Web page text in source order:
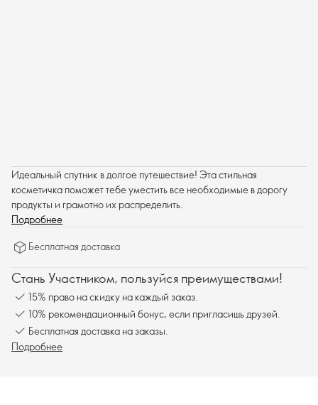
Идеальный спутник в долгое путешествие! Эта стильная
косметичка поможет тебе уместить все необходимые в дорогу
продукты и грамотно их распределить.
Подробнее
Бесплатная доставка
Стань Участником, пользуйся преимуществами!
15% право на скидку на каждый заказ.
10% рекомендационный бонус, если пригласишь друзей.
Бесплатная доставка на заказы.
Подробнее